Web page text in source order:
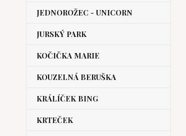
JEDNOROŽEC - UNICORN
JURSKÝ PARK
KOČIČKA MARIE
KOUZELNÁ BERUŠKA
KRÁLÍČEK BING
KRTEČEK